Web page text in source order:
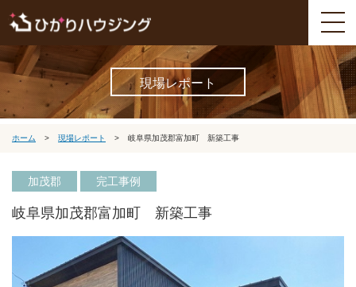
現場レポート
ホーム > 現場レポート > 岐阜県加茂郡富加町 新築工事
加茂郡 完工事例
岐阜県加茂郡富加町 新築工事